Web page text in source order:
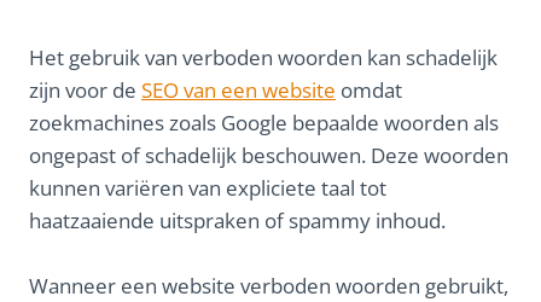
Het gebruik van verboden woorden kan schadelijk
zijn voor de SEO van een website omdat
zoekmachines zoals Google bepaalde woorden als
ongepast of schadelijk beschouwen. Deze woorden
kunnen variëren van expliciete taal tot
haatzaaiende uitspraken of spammy inhoud.
Wanneer een website verboden woorden gebruikt,